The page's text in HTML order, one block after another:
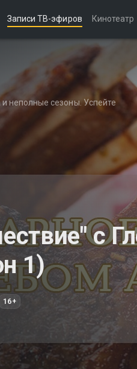
Записи ТВ-эфиров Кинотеатр
неполные сезоны. Успейте
с
1)
16+